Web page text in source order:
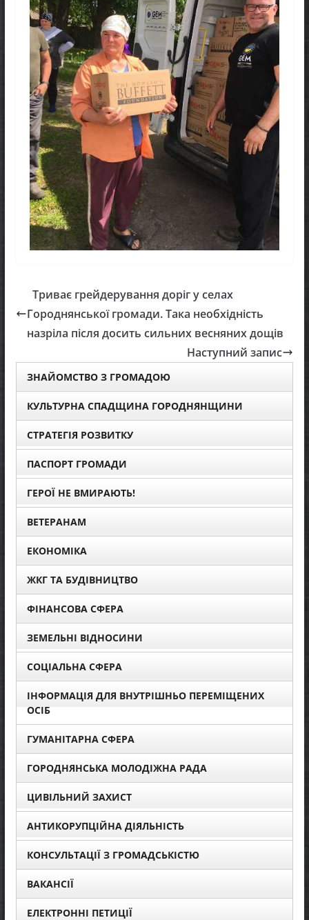
Триває грейдерування доріг у селах
Городнянської громади. Така необхідність
назріла після досить сильних весняних дощів
Наступний запис
ЗНАЙОМСТВО З ГРОМАДОЮ
КУЛЬТУРНА СПАДЩИНА ГОРОДНЯНЩИНИ
СТРАТЕГІЯ РОЗВИТКУ
ПАСПОРТ ГРОМАДИ
ГЕРОЇ НЕ ВМИРАЮТЬ!
ВЕТЕРАНАМ
ЕКОНОМІКА
ЖКГ ТА БУДІВНИЦТВО
ФІНАНСОВА СФЕРА
ЗЕМЕЛЬНІ ВІДНОСИНИ
СОЦІАЛЬНА СФЕРА
ІНФОРМАЦІЯ ДЛЯ ВНУТРІШНЬО ПЕРЕМІЩЕНИХ
ОСІБ
ГУМАНІТАРНА СФЕРА
ГОРОДНЯНСЬКА МОЛОДІЖНА РАДА
ЦИВІЛЬНИЙ ЗАХИСТ
АНТИКОРУПЦІЙНА ДІЯЛЬНІСТЬ
КОНСУЛЬТАЦІЇ З ГРОМАДСЬКІСТЮ
ВАКАНСІЇ
ЕЛЕКТРОННІ ПЕТИЦІЇ